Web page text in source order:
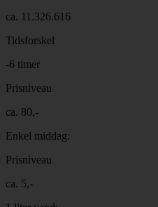
ca. 11.326.616
Tidsforskel
-6 timer
Prisniveau
ca. 80,-
Enkel middag:
Prisniveau
ca. 5,-